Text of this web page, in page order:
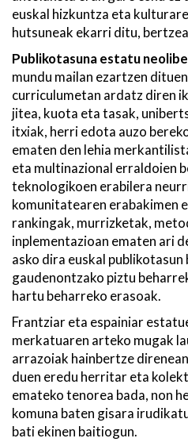
euskal hizkuntza eta
hutsuneak ekarri ditu,
Publikotasuna estatu
mundu mailan ezartzen
curriculumetan ardatz diren
jitea, kuota eta tasak,
itxiak, herri edota auzo
ematen den lehia
eta multinazional erraldoien
teknologikoen erabilera
komunitatearen erabakimen
rankingak, murrizketak,
inplementazioan ematen ari
asko dira euskal
gaudenontzako piztu
hartu beharreko erasoak.
Frantziar eta espainiar
merkatuaren arteko mugak
arrazoiak hainbertze
duen eredu herritar eta
emateko tenorea bada, non
komuna baten gisara
bati ekinen baitiogun.